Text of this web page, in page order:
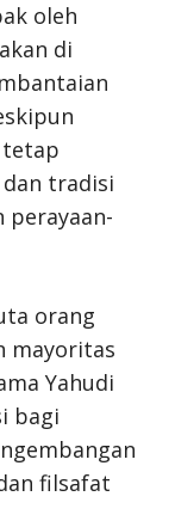
oleh
di
tetap
tradisi
orang
mayoritas
Yahudi
bagi
filsafat